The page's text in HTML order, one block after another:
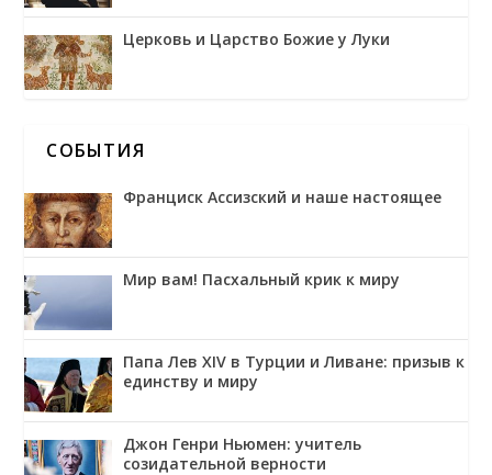
Церковь и Царство Божие у Луки
СОБЫТИЯ
Франциск Ассизский и наше настоящее
Мир вам! Пасхальный крик к миру
Папа Лев XIV в Турции и Ливане: призыв к
единству и миру
Джон Генри Ньюмен: учитель
созидательной верности